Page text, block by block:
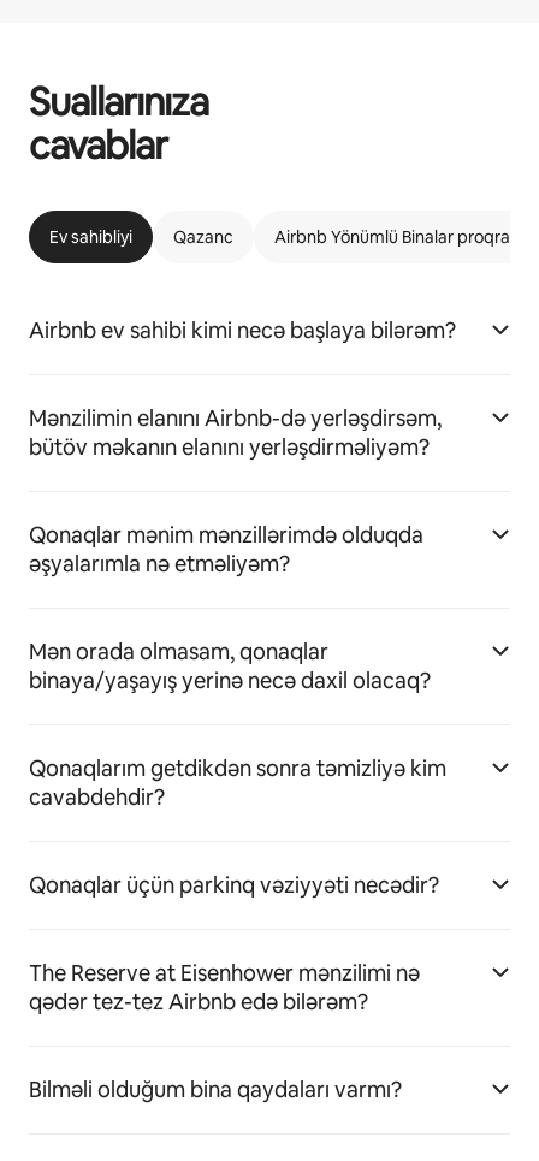
Suallarınıza
cavablar
Ev sahibliyi Qazanc Airbnb Yönümlü Binalar proqramı
Airbnb ev sahibi kimi necə başlaya bilərəm?
Mənzilimin elanını Airbnb-də yerləşdirsəm,
bütöv məkanın elanını yerləşdirməliyəm?
Qonaqlar mənim mənzillərimdə olduqda
əşyalarımla nə etməliyəm?
Mən orada olmasam, qonaqlar
binaya/yaşayış yerinə necə daxil olacaq?
Qonaqlarım getdikdən sonra təmizliyə kim
cavabdehdir?
Qonaqlar üçün parkinq vəziyyəti necədir?
The Reserve at Eisenhower mənzilimi nə
qədər tez-tez Airbnb edə bilərəm?
Bilməli olduğum bina qaydaları varmı?